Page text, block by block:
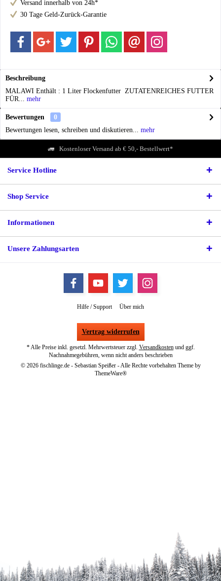
Versand innerhalb von 24h*
30 Tage Geld-Zurück-Garantie
Beschreibung
MALAWI Enthält : 1 Liter Flockenfutter ZUTATENREICHES FUTTER
FÜR...
mehr
Bewertungen
0
Bewertungen lesen, schreiben und diskutieren...
mehr
Kostenloser Versand ab € 50,- Bestellwert*
Service Hotline
Shop Service
Informationen
Unsere Zahlungsarten
Hilfe / Support Über mich
Vertrag widerrufen
* Alle Preise inkl. gesetzl. Mehrwertsteuer zzgl. Versandkostenund ggf.
Nachnahmegebühren, wenn nicht anders beschrieben
© 2026 fischlinge.de - Sebastian Speißer - Alle Rechte vorbehalten Theme by
ThemeWare®